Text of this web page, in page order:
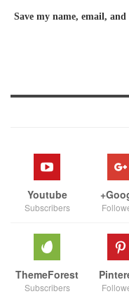
Save my name, email,
Youtube
Subscribers
ThemeForest
Subscribers